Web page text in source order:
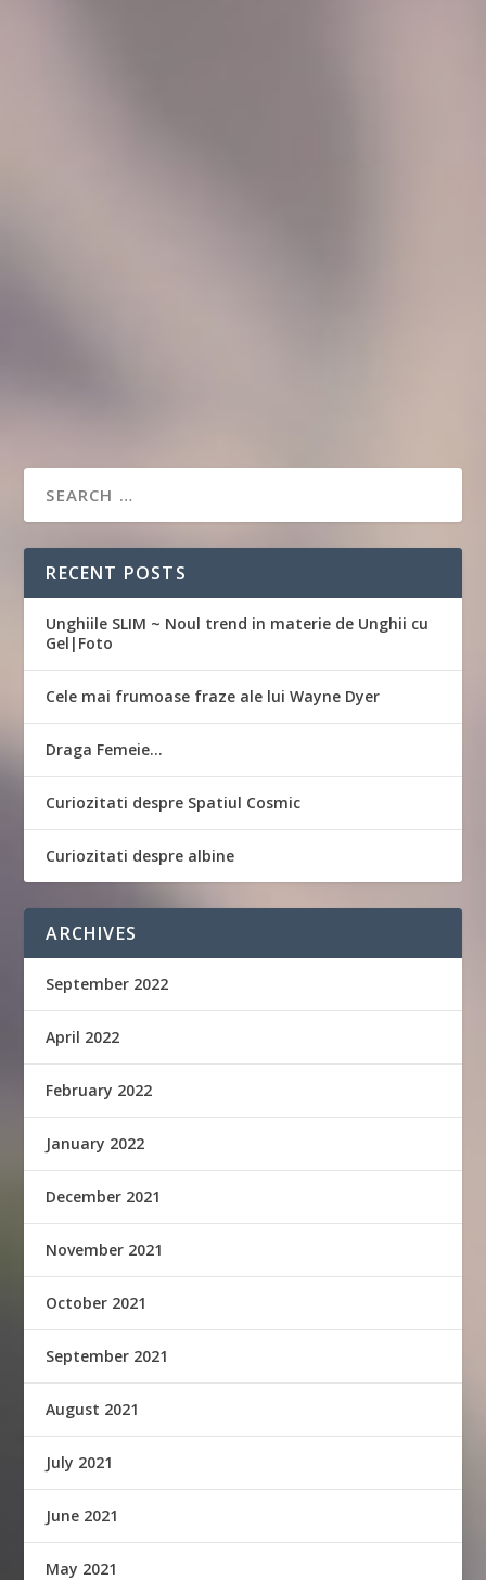
RECENT POSTS
Unghiile SLIM ~ Noul trend in materie de Unghii cu
Gel|Foto
Cele mai frumoase fraze ale lui Wayne Dyer
Draga Femeie…
Curiozitati despre Spatiul Cosmic
Curiozitati despre albine
ARCHIVES
September 2022
April 2022
February 2022
January 2022
December 2021
November 2021
October 2021
September 2021
August 2021
July 2021
June 2021
May 2021